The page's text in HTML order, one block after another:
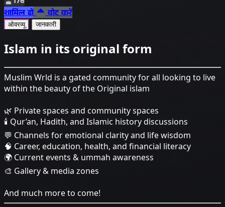
शामिल हों
वोट करें
ओवरव्यू जानकारी
Islam in its original form
Muslim Wrld is a gated community for all looking to live
within the beauty of the Original islam
🌿 Private spaces and community spaces
🕯️ Qur’an, Hadith, and Islamic history discussions
💬 Channels for emotional clarity and life wisdom
🧠 Career, education, health, and financial literacy
🌍 Current events & ummah awareness
🎨 Gallery & media zones
And much more to come!